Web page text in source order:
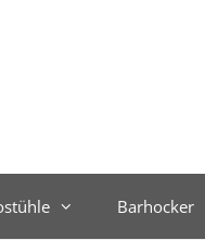
Barhocker